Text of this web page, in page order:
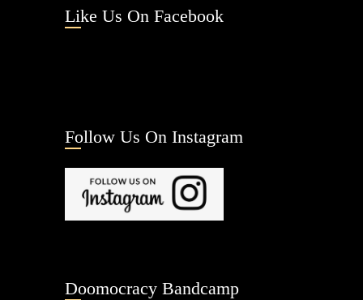
Like Us On Facebook
Follow Us On Instagram
Doomocracy Bandcamp